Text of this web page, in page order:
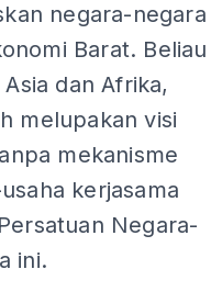
negara-negara
Barat. Beliau
dan Afrika,
melupakan visi
mekanisme
kerjasama
Negara-
ini.